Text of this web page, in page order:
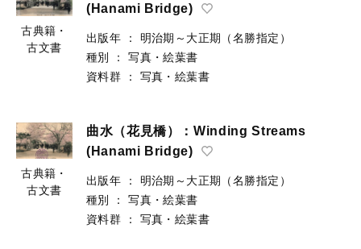
古典籍・
古文書
(Hanami Bridge)
出版年 ：
明治期～大正期（名勝指定）
種別
：
写真・絵葉書
資料群
： 写真・絵葉書
古典籍・
古文書
曲水（花見橋）：Winding Streams
(Hanami Bridge)
出版年 ：
明治期～大正期（名勝指定）
種別
：
写真・絵葉書
資料群
： 写真・絵葉書